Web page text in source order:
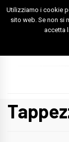
Skip
Foggia
Utilizziamo i cookie
sito web. Se non si
accetta